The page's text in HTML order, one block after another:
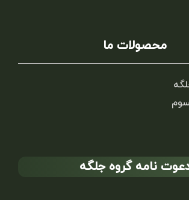
محصولات ما
نامه گروه جلگه